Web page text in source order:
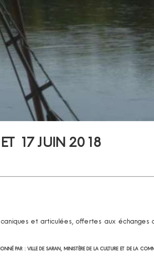
17 JUIN 2018
et articulées, offertes aux
PAR : VILLE DE SARAN, MINISTÈRE DE LA CULTURE ET DE LA